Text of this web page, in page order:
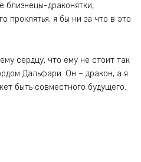
близнецы-драконятки,
проклятья, я бы ни за что в это
сердцу, что ему не стоит так
Дальфари. Он – дракон, а я
быть совместного будущего.